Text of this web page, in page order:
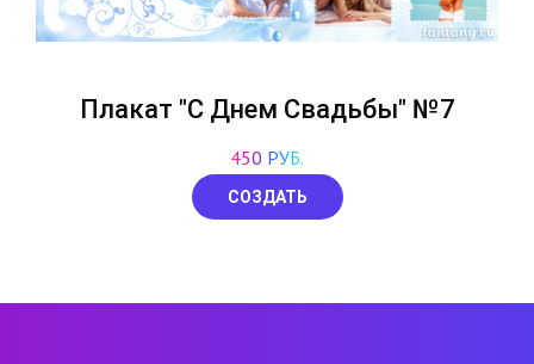
Плакат "С Днем Свадьбы" №7
450 РУБ.
СОЗДАТЬ